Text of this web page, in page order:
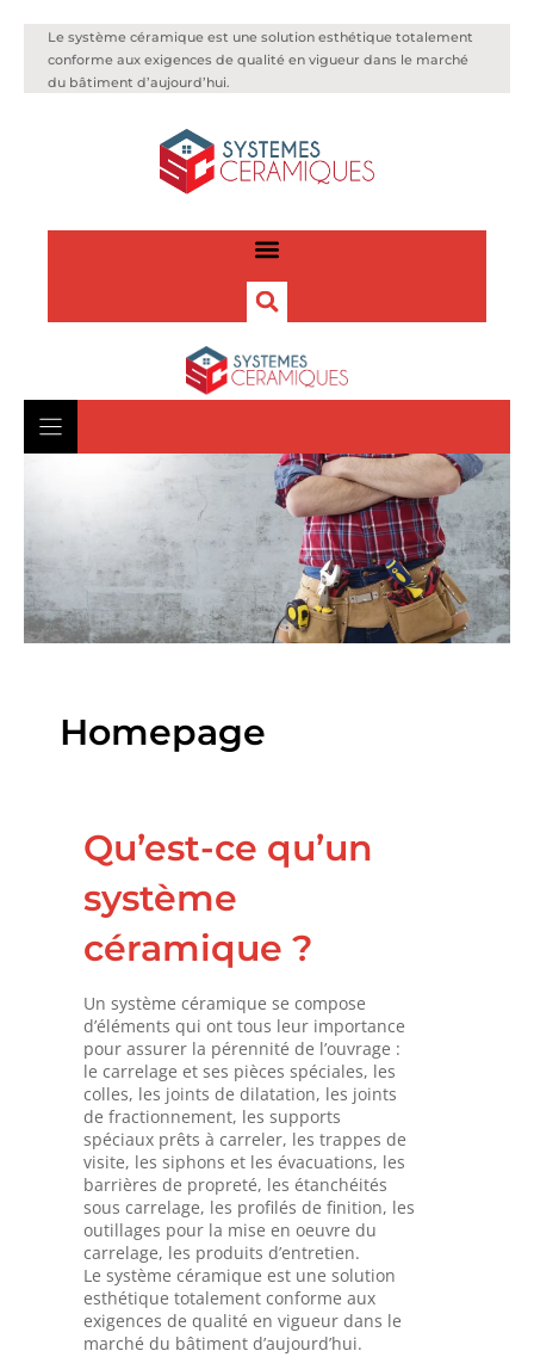
Le système céramique est une solution esthétique totalement
conforme aux exigences de qualité en vigueur dans le marché
du bâtiment d’aujourd’hui.
Homepage
Qu’est-ce qu’un
système
céramique ?
Un système céramique se compose
d’éléments qui ont tous leur importance
pour assurer la pérennité de l’ouvrage :
le carrelage et ses pièces spéciales, les
colles, les joints de dilatation, les joints
de fractionnement, les supports
spéciaux prêts à carreler, les trappes de
visite, les siphons et les évacuations, les
barrières de propreté, les étanchéités
sous carrelage, les profilés de finition, les
outillages pour la mise en oeuvre du
carrelage, les produits d’entretien.
Le système céramique est une solution
esthétique totalement conforme aux
exigences de qualité en vigueur dans le
marché du bâtiment d’aujourd’hui.